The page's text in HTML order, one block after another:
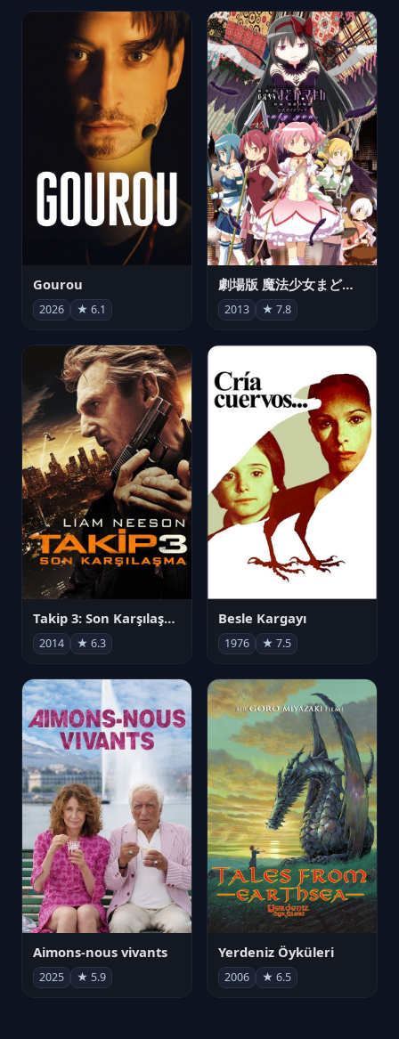
Gourou
2026 ★ 6.1
劇場版 魔法少女まどか☆マギカ[新編]叛逆の物語
2013 ★ 7.8
Takip 3: Son Karşılaşma
2014 ★ 6.3
Besle Kargayı
1976 ★ 7.5
Aimons-nous vivants
2025 ★ 5.9
Yerdeniz Öyküleri
2006 ★ 6.5